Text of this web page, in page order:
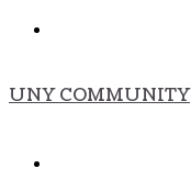
UNY COMMUNITY